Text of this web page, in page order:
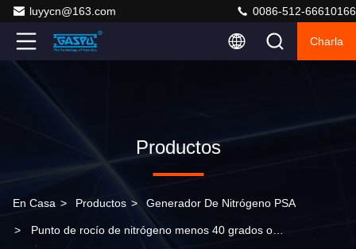
luyycn@163.com 0086-512-66610166
Charla
Productos
En Casa > Productos > Generador De Nitrógeno PSA
> Punto de rocío de nitrógeno menos 40 grados o